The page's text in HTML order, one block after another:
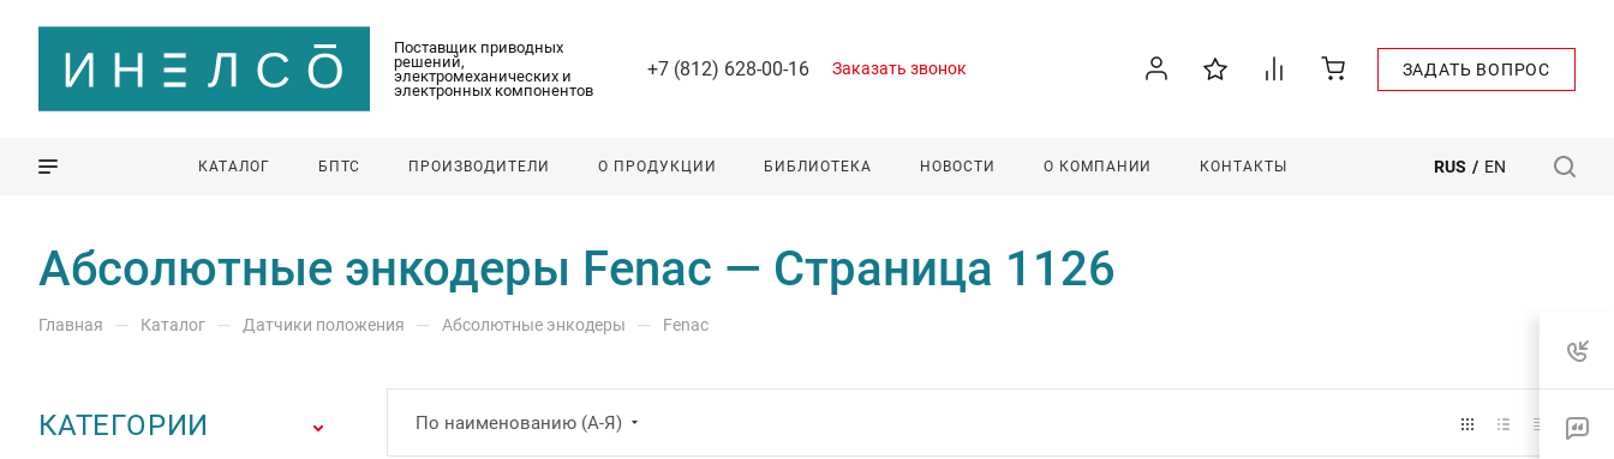
Поставщик приводных
решений,
электромеханических и
электронных компонентов
+7 (812) 628-00-16 Заказать звонок ЗАДАТЬ ВОПРОС
КАТАЛОГ БПТС ПРОИЗВОДИТЕЛИ О ПРОДУКЦИИ БИБЛИОТЕКА НОВОСТИ О КОМПАНИИ КОНТАКТЫ RUS / EN
Абсолютные энкодеры Fenac — Страница 1126
Главная — Каталог — Датчики положения — Абсолютные энкодеры — Fenac
По наименованию (А-Я)
КАТЕГОРИИ